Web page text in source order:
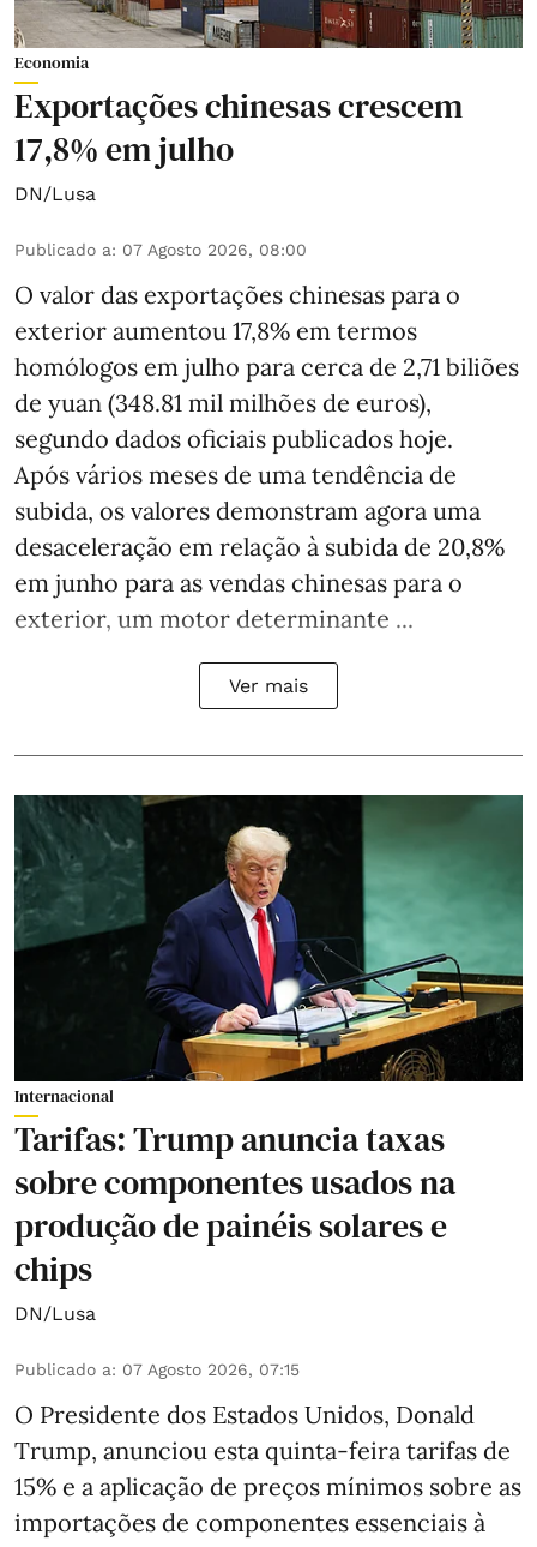
Economia
Exportações chinesas crescem
17,8% em julho
DN/Lusa
Publicado a: 07 Agosto 2026, 08:00
O valor das exportações chinesas para o
exterior aumentou 17,8% em termos
homólogos em julho para cerca de 2,71 biliões
de yuan (348.81 mil milhões de euros),
segundo dados oficiais publicados hoje.
Após vários meses de uma tendência de
subida, os valores demonstram agora uma
desaceleração em relação à subida de 20,8%
em junho para as vendas chinesas para o
exterior, um motor determinante ...
Ver mais
Internacional
Tarifas: Trump anuncia taxas
sobre componentes usados na
produção de painéis solares e
chips
DN/Lusa
Publicado a: 07 Agosto 2026, 07:15
O Presidente dos Estados Unidos, Donald
Trump, anunciou esta quinta-feira tarifas de
15% e a aplicação de preços mínimos sobre as
importações de componentes essenciais à